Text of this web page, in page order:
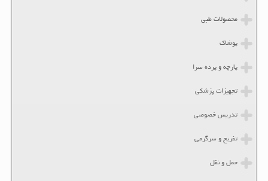
محصولات طبی
پوشاک
پارچه و پرده سرا
تجهیزات پزشکی
تدریس خصوصی
تفریح و سرگرمی
حمل و نقل